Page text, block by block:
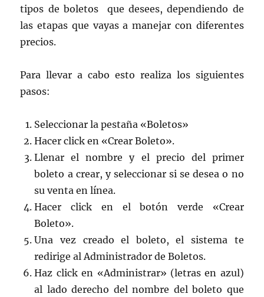
tipos de boletos que desees, dependiendo de
las etapas que vayas a manejar con diferentes
precios.
Para llevar a cabo esto realiza los siguientes
pasos:
Seleccionar la pestaña «Boletos»
Hacer click en «Crear Boleto».
Llenar el nombre y el precio del primer
boleto a crear, y seleccionar si se desea o no
su venta en línea.
Hacer click en el botón verde «Crear
Boleto».
Una vez creado el boleto, el sistema te
redirige al Administrador de Boletos.
Haz click en «Administrar» (letras en azul)
al lado derecho del nombre del boleto que